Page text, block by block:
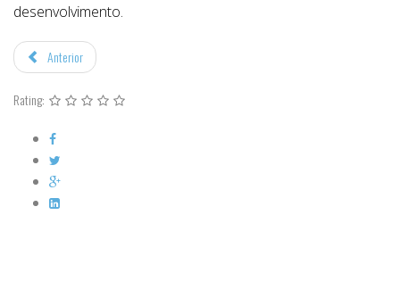
desenvolvimento.
Anterior
Rating: